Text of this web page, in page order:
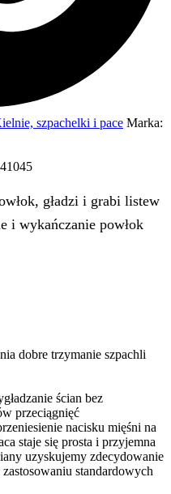
szpachelki i pace Marka:
gładzi i grabi listew
i wykańczanie powłok
dobre trzymanie szpachli
ścian bez
przeciągnięć
nacisku mięśni na
staje się prosta i przyjemna
uzyskujemy zdecydowanie
standardowych